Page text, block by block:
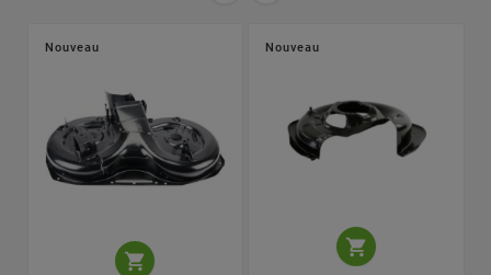
Nouveau

Nouveau
